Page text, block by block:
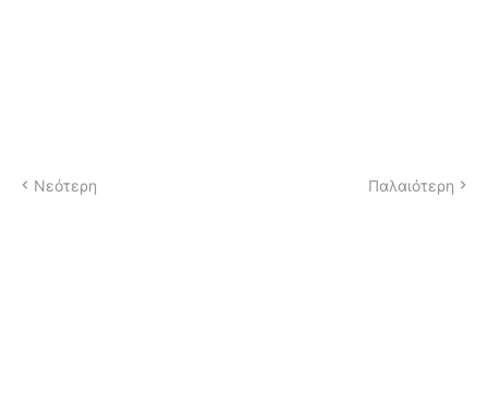
Νεότερη Παλαιότερη